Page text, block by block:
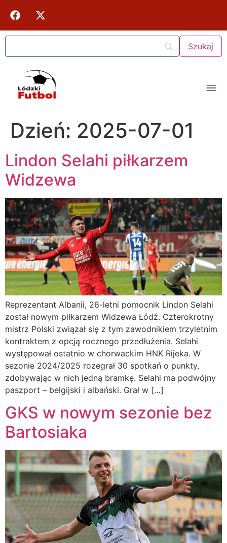
Dzień: 2025-07-01
Lindon Selahi piłkarzem
Widzewa
Reprezentant Albanii, 26-letni pomocnik Lindon Selahi
został nowym piłkarzem Widzewa Łódź. Czterokrotny
mistrz Polski związał się z tym zawodnikiem trzyletnim
kontraktem z opcją rocznego przedłużenia. Selahi
występował ostatnio w chorwackim HNK Rijeka. W
sezonie 2024/2025 rozegrał 30 spotkań o punkty,
zdobywając w nich jedną bramkę. Selahi ma podwójny
paszport – belgijski i albański. Grał w […]
GKS w nowym sezonie bez
Bartosiaka